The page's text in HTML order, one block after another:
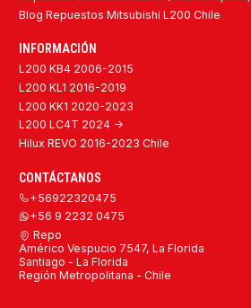
Blog Repuestos Mitsubishi L200 Chile
INFORMACIÓN
L200 KB4 2006-2015
L200 KL1 2016-2019
L200 KK1 2020-2023
L200 LC4T 2024 ->
Hilux REVO 2016-2023 Chile
CONTÁCTANOS
+56922320475
+56 9 2232 0475
Repo
Américo Vespucio 7547, La Florida
Santiago - La Florida
Región Metropolitana - Chile